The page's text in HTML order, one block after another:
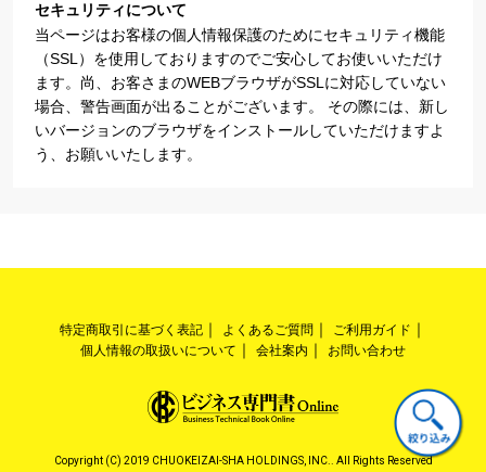
セキュリティについて
当ページはお客様の個人情報保護のためにセキュリティ機能
（SSL）を使用しておりますのでご安心してお使いいただけ
ます。尚、お客さまのWEBブラウザがSSLに対応していない
場合、警告画面が出ることがございます。 その際には、新し
いバージョンのブラウザをインストールしていただけますよ
う、お願いいたします。
特定商取引に基づく表記 よくあるご質問
ご利用ガイド
個人情報の取扱いについて
会社案内 お問い合わせ
Copyright (C) 2019 CHUOKEIZAI-SHA HOLDINGS, INC.. All Rights Reserved